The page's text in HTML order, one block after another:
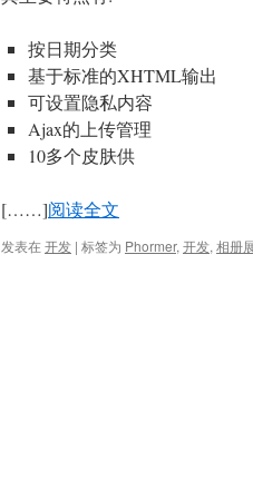
按日期分类
基于标准的XHTML输出
可设置隐私内容
Ajax的上传管理
10多个皮肤供
[……]阅读全文
发表在开发 | 标签为 Phormer, 开发, 相册